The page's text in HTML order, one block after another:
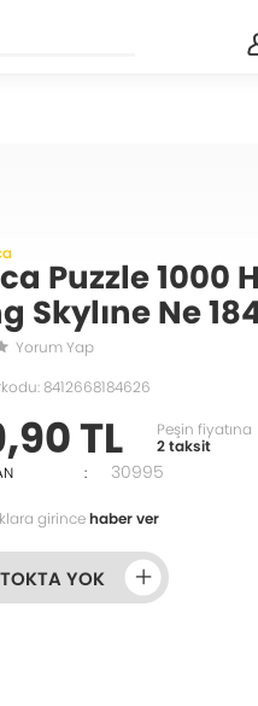
Puzzle 1000
Skylıne Ne
Yorum Yap
8412668184626
TL
Peşin fiyatına
2 taksit
: 30995
girincehaber ver
YOK